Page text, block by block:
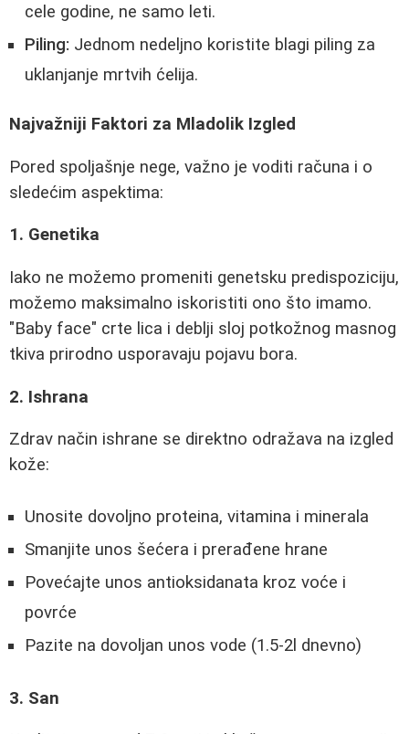
cele godine, ne samo leti.
Piling: Jednom nedeljno koristite blagi piling za
uklanjanje mrtvih ćelija.
Najvažniji Faktori za Mladolik Izgled
Pored spoljašnje nege, važno je voditi računa i o
sledećim aspektima:
1. Genetika
Iako ne možemo promeniti genetsku predispoziciju,
možemo maksimalno iskoristiti ono što imamo.
"Baby face" crte lica i deblji sloj potkožnog masnog
tkiva prirodno usporavaju pojavu bora.
2. Ishrana
Zdrav način ishrane se direktno odražava na izgled
kože:
Unosite dovoljno proteina, vitamina i minerala
Smanjite unos šećera i prerađene hrane
Povećajte unos antioksidanata kroz voće i
povrće
Pazite na dovoljan unos vode (1.5-2l dnevno)
3. San